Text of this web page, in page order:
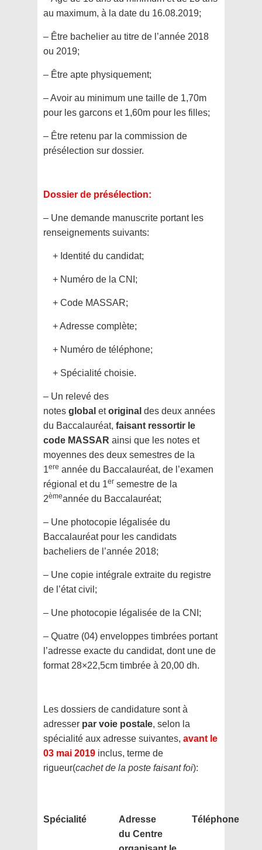
au maximum, à la date du 16.08.2019;
– Être bachelier au titre de l’année 2018
ou 2019;
– Être apte physiquement;
– Avoir au minimum une taille de 1,70m
pour les garcons et 1,60m pour les filles;
– Être retenu par la commission de
présélection sur dossier.
Dossier de présélection:
– Une demande manuscrite portant les
renseignements suivants:
+ Identité du candidat;
+ Numéro de la CNI;
+ Code MASSAR;
+ Adresse complète;
+ Numéro de téléphone;
+ Spécialité choisie.
– Un relevé des
notes global etoriginal des deux années
du Baccalauréat, faisant ressortir le
code MASSAR ainsi que les notes et
moyennes des deux semestres de la
1ere année du Baccalauréat, de l’examen
régional et du 1er semestre de la
2èmeannée du Baccalauréat;
– Une photocopie légalisée du
Baccalauréat pour les candidats
bacheliers de l’année 2018;
– Une copie intégrale extraite du registre
de l’état civil;
– Une photocopie légalisée de la CNI;
– Quatre (04) enveloppes timbrées portant
l’adresse exacte du candidat, dont une de
format 28×22,5cm timbrée à 20,00 dh.
Les dossiers de candidature sont à
adresser par voie postale, selon la
spécialité aux adresse suivantes, avant le
03 mai 2019 inclus, terme de
rigueur(cachet de la poste faisant foi):
Spécialité
Adresse
du Centre
Téléphone